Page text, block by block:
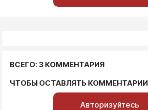
ВСЕГО: 3 КОММЕНТАРИЯ
ЧТОБЫ ОСТАВЛЯТЬ КОММЕНТАРИИ
Авторизуйтесь